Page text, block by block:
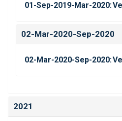
01-Sep-2019-Mar-2020:
02-Mar-2020-Sep-2020
02-Mar-2020-Sep-2020:
2021